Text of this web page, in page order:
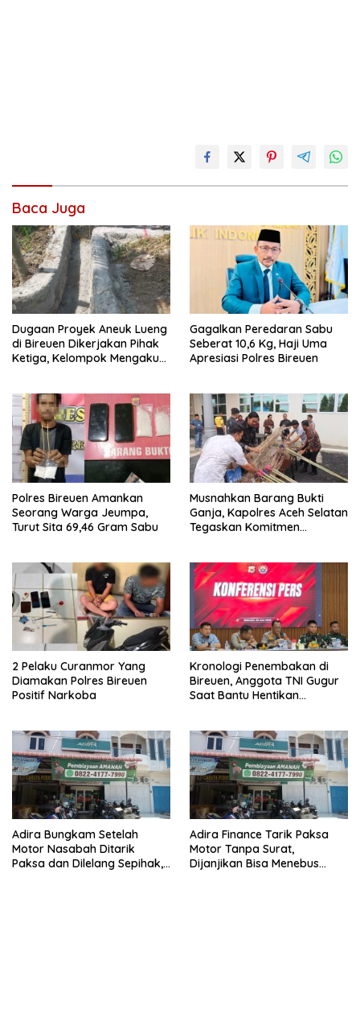
Baca Juga
Dugaan Proyek Aneuk Lueng
di Bireuen Dikerjakan Pihak
Ketiga, Kelompok Mengaku
Gagalkan Peredaran Sabu
Seberat 10,6 Kg, Haji Uma
Apresiasi Polres Bireuen
Polres Bireuen Amankan
Seorang Warga Jeumpa,
Turut Sita 69,46 Gram Sabu
Musnahkan Barang Bukti
Ganja, Kapolres Aceh Selatan
Tegaskan Komitmen
2 Pelaku Curanmor Yang
Diamakan Polres Bireuen
Positif Narkoba
Kronologi Penembakan di
Bireuen, Anggota TNI Gugur
Saat Bantu Hentikan
Adira Bungkam Setelah
Motor Nasabah Ditarik
Paksa dan Dilelang Sepihak,
Adira Finance Tarik Paksa
Motor Tanpa Surat,
Dijanjikan Bisa Menebus